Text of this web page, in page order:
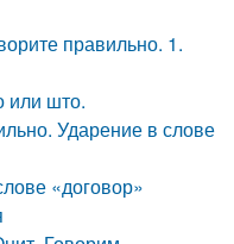
правильно. 1.
или што.
Ударение в слове
«договор»